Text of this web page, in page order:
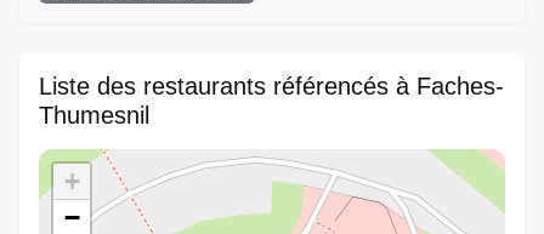
Liste des restaurants référencés à Faches-
Thumesnil
+
−